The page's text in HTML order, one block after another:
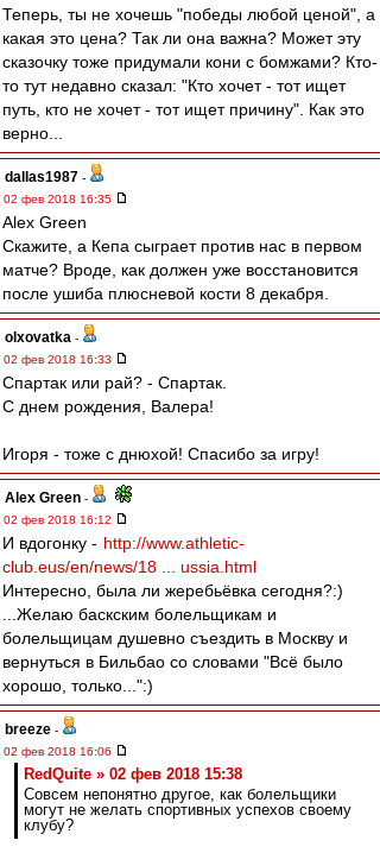
Теперь, ты не хочешь "победы любой ценой", а
какая это цена? Так ли она важна? Может эту
сказочку тоже придумали кони с бомжами? Кто-
то тут недавно сказал: "Кто хочет - тот ищет
путь, кто не хочет - тот ищет причину". Как это
верно...
dallas1987 -
02 фев 2018 16:35
Alex Green
Скажите, а Кепа сыграет против нас в первом
матче? Вроде, как должен уже восстановится
после ушиба плюсневой кости 8 декабря.
olxovatka -
02 фев 2018 16:33
Спартак или рай? - Спартак.
С днем рождения, Валера!
Игоря - тоже с днюхой! Спасибо за игру!
Alex Green -
02 фев 2018 16:12
И вдогонку - http://www.athletic-
club.eus/en/news/18 ... ussia.html
Интересно, была ли жеребьёвка сегодня?:)
...Желаю баскским болельщикам и
болельщицам душевно съездить в Москву и
вернуться в Бильбао со словами "Всё было
хорошо, только...":)
breeze -
02 фев 2018 16:06
RedQuite » 02 фев 2018 15:38
Совсем непонятно другое, как болельщики
могут не желать спортивных успехов своему
клубу?